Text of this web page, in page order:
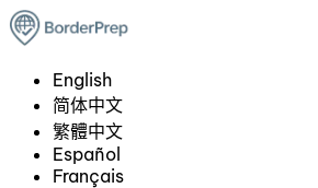
English
简体中文
繁體中文
Español
Français